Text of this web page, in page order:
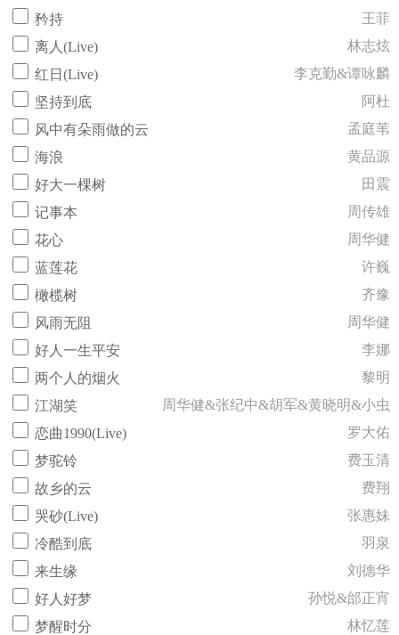
矜持
王菲
离人(Live)
林志炫
红日(Live)
李克勤&谭咏麟
坚持到底
阿杜
风中有朵雨做的云
孟庭苇
海浪
黄品源
好大一棵树
田震
记事本
周传雄
花心
周华健
蓝莲花
许巍
橄榄树
齐豫
风雨无阻
周华健
好人一生平安
李娜
两个人的烟火
黎明
江湖笑
周华健&张纪中&胡军&黄晓明&小虫
恋曲1990(Live)
罗大佑
梦驼铃
费玉清
故乡的云
费翔
哭砂(Live)
张惠妹
冷酷到底
羽泉
来生缘
刘德华
好人好梦
孙悦&邰正宵
梦醒时分
林忆莲